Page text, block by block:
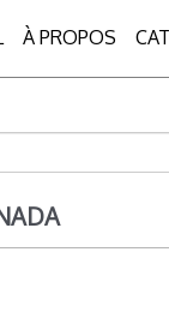
À PROPOS